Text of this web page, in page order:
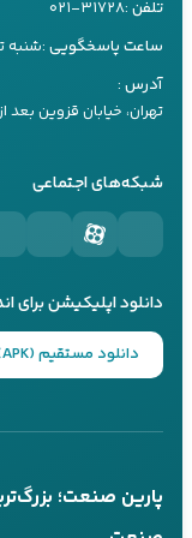
راهنمای خرید باتری
راهنمای خرید یو پی اس
راهنمای خرید اینورتر
سرویس و نگهداری
راهنما های کاربردی
تلفن :۰۲۱-۳۱۷۲۸
ساعت پاسخگویی :شنبه تا
آدرس :
تهران، خیابان قزوین بعد
شبکه‌های اجتماعی
دانلود اپلیکیشن برای
دانلود مستقیم (APK)
پارین صنعت؛
کارشناس ۲
تماس تلفنی
کارشناس ۳
09197660249
پاسخگویی 24 ساعته از طریق بله
تماس تلفنی در ساعات کاری
کانال بله
@parinsanat